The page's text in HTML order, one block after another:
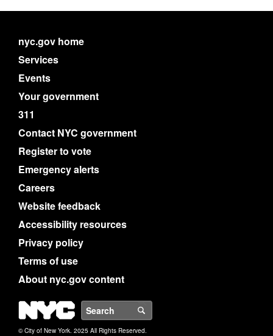
nyc.gov home
Services
Events
Your government
311
Contact NYC government
Register to vote
Emergency alerts
Careers
Website feedback
Accessibility resources
Privacy policy
Terms of use
About nyc.gov content
NYC
© City of New York. 2025 All Rights Reserved.